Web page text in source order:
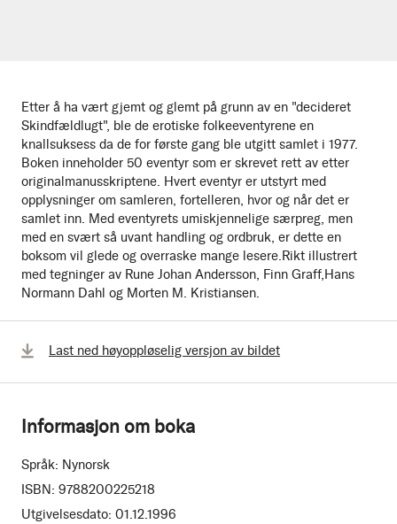
Etter å ha vært gjemt og glemt på grunn av en "decideret
Skindfældlugt", ble de erotiske folkeeventyrene en
knallsuksess da de for første gang ble utgitt samlet i 1977.
Boken inneholder 50 eventyr som er skrevet rett av etter
originalmanusskriptene. Hvert eventyr er utstyrt med
opplysninger om samleren, fortelleren, hvor og når det er
samlet inn. Med eventyrets umiskjennelige særpreg, men
med en svært så uvant handling og ordbruk, er dette en
boksom vil glede og overraske mange lesere.Rikt illustrert
med tegninger av Rune Johan Andersson, Finn Graff,Hans
Normann Dahl og Morten M. Kristiansen.
Last ned høyoppløselig versjon av bildet
Informasjon om boka
Språk: Nynorsk
ISBN: 9788200225218
Utgivelsesdato: 01.12.1996